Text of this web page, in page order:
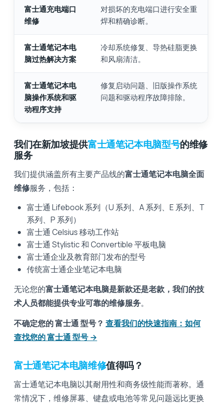
富士通充电端口
维修
对损坏的充电端口进行安全重
焊和精确诊断。
富士通笔记本电
脑过热解决方案
冷却系统修复、导热硅脂更换
和风扇清洁。
富士通笔记本电
脑操作系统和驱
动程序支持
修复启动问题、旧版操作系统
问题和驱动程序故障排除。
我们在新加坡提供富士通笔记本电脑型号的维修
服务
我们提供涵盖所有主要产品线的富士通笔记本电脑全面
维修服务，包括：
富士通 Lifebook 系列（U 系列、A 系列、E 系列、T
系列、P 系列）
富士通 Celsius 移动工作站
富士通 Stylistic 和 Convertible 平板电脑
富士通企业及教育部门发布的型号
传统富士通企业笔记本电脑
无论您的富士通笔记本电脑是新款还是老款，我们的技
术人员都能提供专业可靠的维修服务。
不确定您的 富士通 型号？ 查看我们的快速指南：如何
查找您的 富士通 型号 →
富士通笔记本电脑维修值得吗？
富士通笔记本电脑以其耐用性和商务级性能而著称。通
常情况下，维修屏幕、键盘或电池等常见问题远比更换